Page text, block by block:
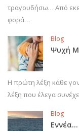
τραγουδήσω… Από
φορά…
Blog
Ψυχή
Η πρώτη λέξη κάθε
λέξη που έλεγα
Blog
Εννέα…